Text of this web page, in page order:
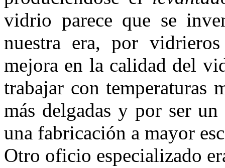
vidrio parece que se
nuestra era, por
mejora en la calidad del
trabajar con temperaturas
más delgadas y por ser
una fabricación a mayor
Otro oficio especializado